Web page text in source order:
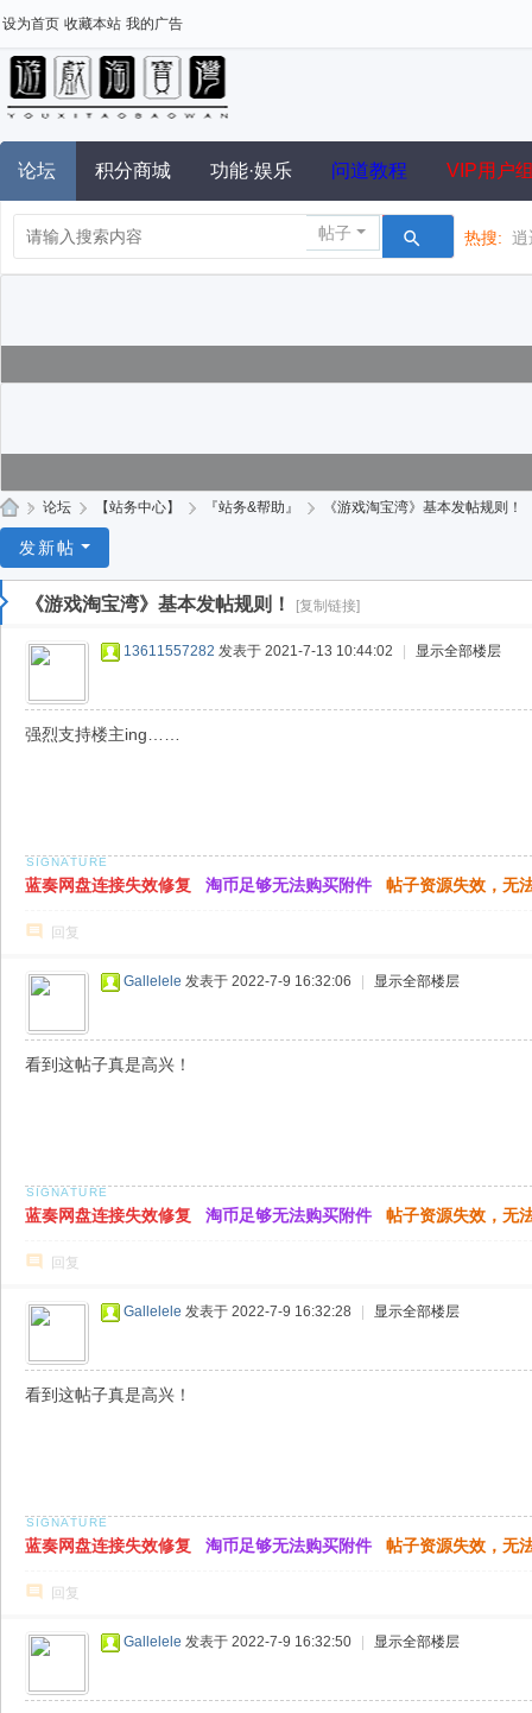
设为首页 收藏本站 我的广告
论坛 积分商城 功能·娱乐 问道教程 VIP用户
帖子 热搜: 逍
戏
淘
» 论坛 › 【站务中心】 › 『站务&帮助』 › 《游戏淘宝湾》基本发帖规则！
发新帖
《游戏淘宝湾》基本发帖规则！ [复制链接]
13611557282 发表于 2021-7-13 10:44:02 显示全部楼层
强烈支持楼主ing……
蓝奏网盘连接失效修复 淘币足够无法购买附件 帖子资源失效，无
回复
Gallelele 发表于 2022-7-9 16:32:06 显示全部楼层
看到这帖子真是高兴！
蓝奏网盘连接失效修复 淘币足够无法购买附件 帖子资源失效，无
回复
Gallelele 发表于 2022-7-9 16:32:28 显示全部楼层
看到这帖子真是高兴！
蓝奏网盘连接失效修复 淘币足够无法购买附件 帖子资源失效，无
回复
Gallelele 发表于 2022-7-9 16:32:50 显示全部楼层